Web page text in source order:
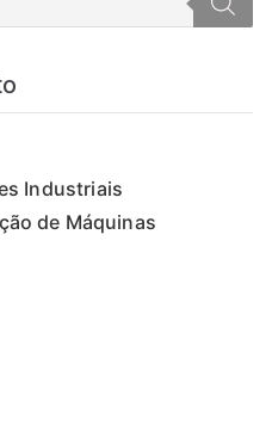
Industriais
de Máquinas